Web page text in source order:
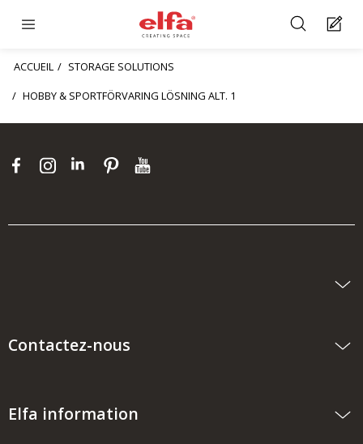
ACCUEIL
STORAGE SOLUTIONS
HOBBY & SPORTFÖRVARING LÖSNING ALT. 1
Contactez-nous
Elfa information